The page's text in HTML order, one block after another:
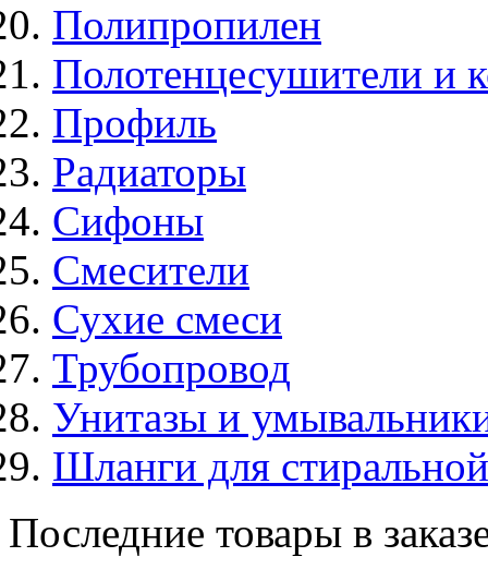
Полипропилен
Полотенцесушители и
Профиль
Радиаторы
Сифоны
Смесители
Сухие смеси
Трубопровод
Унитазы и
Шланги для
Последние товары в